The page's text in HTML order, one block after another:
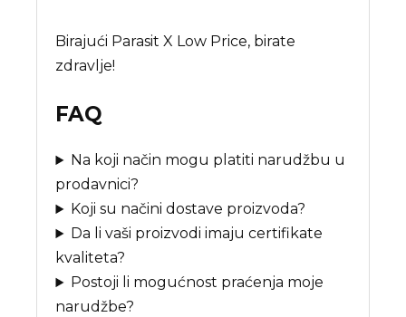
Birajući Parasit X Low Price, birate
zdravlje!
FAQ
Na koji način mogu platiti narudžbu u
prodavnici?
Koji su načini dostave proizvoda?
Da li vaši proizvodi imaju certifikate
kvaliteta?
Postoji li mogućnost praćenja moje
narudžbe?